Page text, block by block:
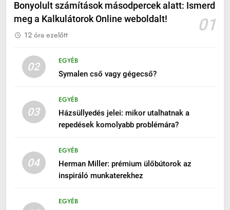
Bonyolult számítások másodpercek alatt: Ismerd
meg a Kalkulátorok Online weboldalt!
01
12 óra ezelőtt
02
EGYÉB
Symalen cső vagy gégecső?
03
EGYÉB
Házsüllyedés jelei: mikor utalhatnak a
repedések komolyabb problémára?
04
EGYÉB
Herman Miller: prémium ülőbútorok az
inspiráló munkaterekhez
EGYÉB